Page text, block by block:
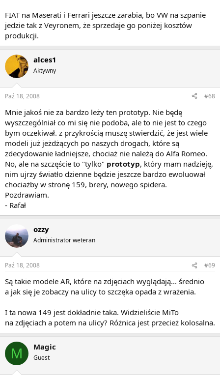
FIAT na Maserati i Ferrari jeszcze zarabia, bo VW na szpanie
jedzie tak z Veyronem, że sprzedaje go poniżej kosztów
produkcji.
alces1
Aktywny
Paź 18, 2008 #68
Mnie jakoś nie za bardzo leży ten prototyp. Nie będę
wyszczególniał co mi się nie podoba, ale to nie jest to czego
bym oczekiwał. z przykrością muszę stwierdzić, że jest wiele
modeli już jeżdżących po naszych drogach, które są
zdecydowanie ładniejsze, chociaż nie należą do Alfa Romeo.
No, ale na szczęście to "tylko" prototyp, który mam nadzieję,
nim ujrzy światło dzienne będzie jeszcze bardzo ewoluował
chociażby w stronę 159, brery, nowego spidera.
Pozdrawiam.
- Rafał
ozzy
Administrator weteran
Paź 18, 2008 #69
Są takie modele AR, które na zdjęciach wyglądają... średnio
a jak się je zobaczy na ulicy to szczęka opada z wrażenia.
I ta nowa 149 jest dokładnie taka. Widzieliście MiTo
na zdjęciach a potem na ulicy? Różnica jest przecież kolosalna.
M Magic
Guest